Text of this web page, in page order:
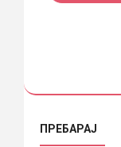
ПРЕБАРАЈ